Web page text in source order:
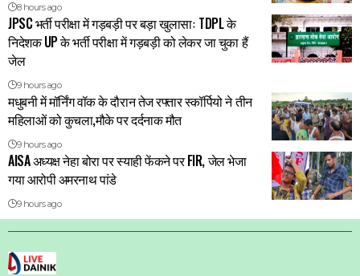
8 hours ago
JPSC भर्ती परीक्षा में गड़बड़ी पर बड़ा खुलासाः TDPL के
निदेशक UP के भर्ती परीक्षा में गड़बड़ी को लेकर जा चुका हैं
जेल
9 hours ago
मधुबनी में मॉर्निंग वॉक के दौरान तेज रफ्तार स्कॉर्पियो ने तीन
महिलाओं को कुचला,मौके पर दर्दनाक मौत
9 hours ago
AISA अध्यक्ष नेहा बोरा पर स्याही फेंकने पर FIR, जेल भेजा
गया आरोपी अमरनाथ पांडे
9 hours ago